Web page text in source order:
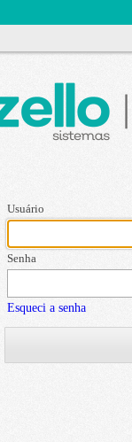
Usuário
Senha
Esqueci a senha